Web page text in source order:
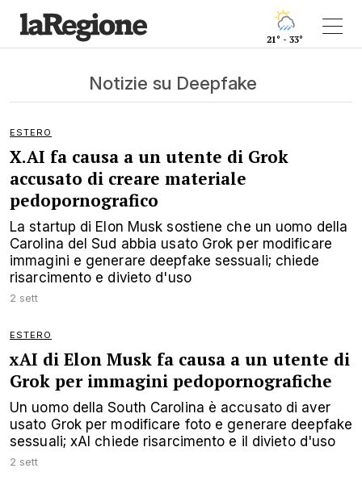
21° - 33°
Notizie su Deepfake
ESTERO
X.AI fa causa a un utente di Grok
accusato di creare materiale
pedopornografico
La startup di Elon Musk sostiene che un uomo della
Carolina del Sud abbia usato Grok per modificare
immagini e generare deepfake sessuali; chiede
risarcimento e divieto d'uso
2 sett
ESTERO
xAI di Elon Musk fa causa a un utente di
Grok per immagini pedopornografiche
Un uomo della South Carolina è accusato di aver
usato Grok per modificare foto e generare deepfake
sessuali; xAI chiede risarcimento e il divieto d'uso
2 sett